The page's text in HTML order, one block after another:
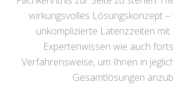
wirkungsvolles Lösungskonzept
unkomplizierte Latenzzeiten
Expertenwissen wie auch
Verfahrensweise, um Ihnen in
Gesamtlösungen